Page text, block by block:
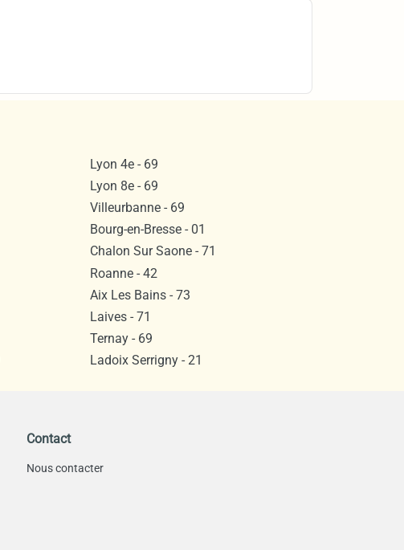
Lyon 4e - 69
Lyon 8e - 69
Villeurbanne - 69
Bourg-en-Bresse - 01
Chalon Sur Saone - 71
Roanne - 42
Aix Les Bains - 73
Laives - 71
Ternay - 69
Ladoix Serrigny - 21
Contact
Nous contacter